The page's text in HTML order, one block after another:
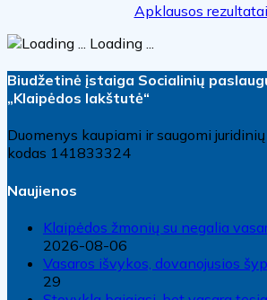
Apklausos rezultatai
Loading ...
Biudžetinė įstaiga Socialinių
„Klaipėdos lakštutė“
Duomenys kaupiami ir saugomi
kodas 141833324
Naujienos
Klaipėdos žmonių su negalia
2026-08-06
Vasaros išvykos, dovanojusios
29